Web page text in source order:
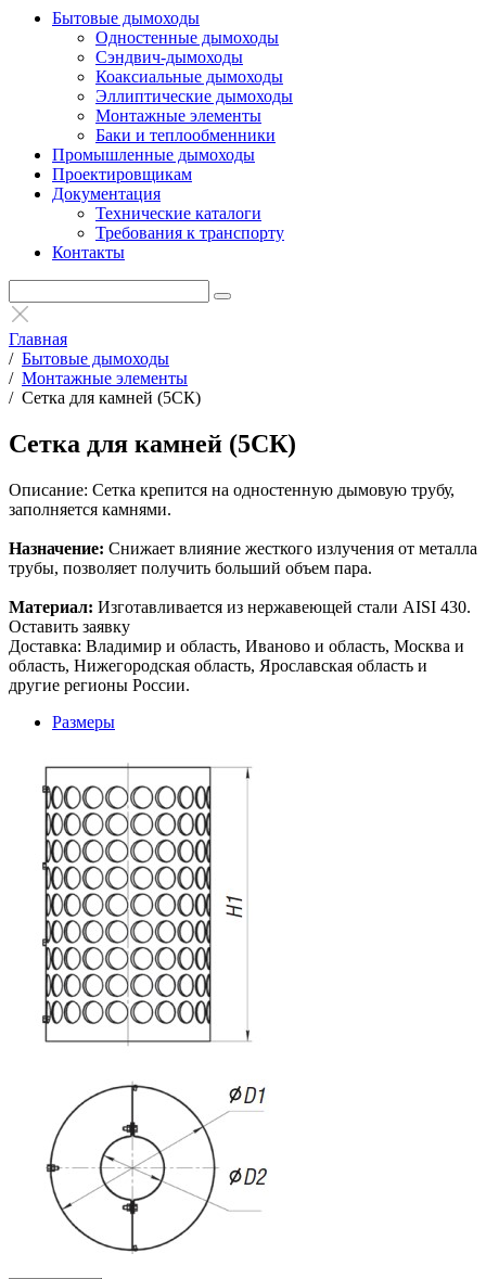
Бытовые дымоходы
Одностенные дымоходы
Сэндвич-дымоходы
Коаксиальные дымоходы
Эллиптические дымоходы
Монтажные элементы
Баки и теплообменники
Промышленные дымоходы
Проектировщикам
Документация
Технические каталоги
Требования к транспорту
Контакты
Главная
/ Бытовые дымоходы
/ Монтажные элементы
/ Сетка для камней (5СК)
Сетка для камней (5СК)
Описание: Сетка крепится на одностенную дымовую трубу,
заполняется камнями.
Назначение: Снижает влияние жесткого излучения от металла
трубы, позволяет получить больший объем пара.
Материал: Изготавливается из нержавеющей стали AISI 430.
Оставить заявку
Доставка: Владимир и область, Иваново и область, Москва и
область, Нижегородская область, Ярославская область и
другие регионы России.
Размеры